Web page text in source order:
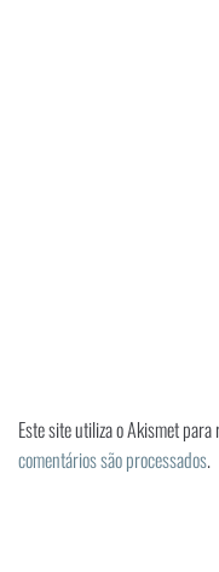
Este site utiliza o Akismet
comentários são processados.